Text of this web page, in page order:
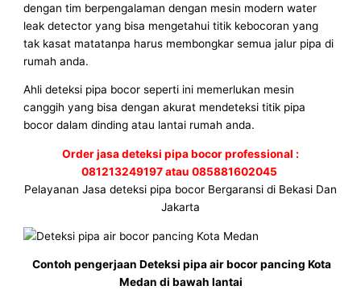
dengan tim berpengalaman dengan mesin modern water
leak detector yang bisa mengetahui titik kebocoran yang
tak kasat matatanpa harus membongkar semua jalur pipa di
rumah anda.
Ahli deteksi pipa bocor seperti ini memerlukan mesin
canggih yang bisa dengan akurat mendeteksi titik pipa
bocor dalam dinding atau lantai rumah anda.
Order jasa deteksi pipa bocor professional :
081213249197 atau 085881602045
Pelayanan Jasa deteksi pipa bocor Bergaransi di Bekasi Dan
Jakarta
Contoh pengerjaan Deteksi pipa air bocor pancing Kota
Medan di bawah lantai